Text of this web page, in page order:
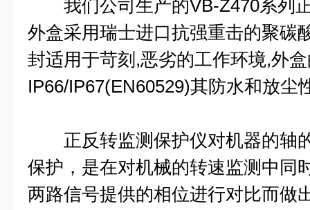
我们公司生产的VB-Z470系列
外盒采用瑞士进口抗强重击的聚碳
封适用于苛刻,恶劣的工作环境,外
IP66/IP67(EN60529)其防水和放尘
正反转监测保护仪对机器的轴
保护，是在对机械的转速监测中同
两路信号提供的相位进行对比而做